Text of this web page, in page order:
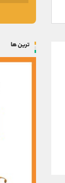
ترین ها